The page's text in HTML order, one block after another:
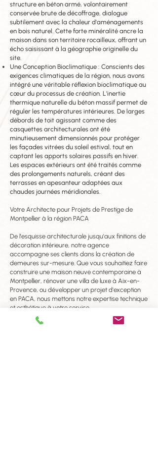
structure en béton armé, volontairement
conservée brute de décoffrage, dialogue
subtilement avec la chaleur d'aménagements
en bois naturel. Cette forte minéralité ancre la
maison dans son territoire rocailleux, offrant un
écho saisissant à la géographie originelle du
site.
Une Conception Bioclimatique : Conscients des
exigences climatiques de la région, nous avons
intégré une véritable réflexion bioclimatique au
cœur du processus de création. L'inertie
thermique naturelle du béton massif permet de
réguler les températures intérieures. De larges
débords de toit agissant comme des
casquettes architecturales ont été
minutieusement dimensionnés pour protéger
les façades vitrées du soleil estival, tout en
captant les apports solaires passifs en hiver.
Les espaces extérieurs ont été traités comme
des prolongements naturels, créant des
terrasses en apesanteur adaptées aux
chaudes journées méridionales.
Votre Architecte pour Projets de Prestige de
Montpellier à la région PACA
De l'esquisse architecturale jusqu'aux finitions de
décoration intérieure, notre agence
accompagne ses clients dans la création de
demeures sur-mesure. Que vous souhaitiez faire
construire une maison neuve contemporaine à
Montpellier, rénover une villa de luxe à Aix-en-
Provence, ou développer un projet d'exception
en PACA, nous mettons notre expertise technique
et esthétique à votre service.
Contactez-nous